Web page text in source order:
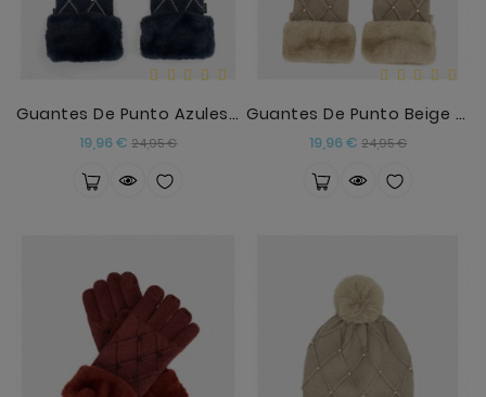
Guantes De Punto Azules Con Detalles Anekke
19,96 € Precio
24,95 €Precio
Guantes De Punto Beige Con Detalles Anekke
19,96 € Precio
24,95 €Precio